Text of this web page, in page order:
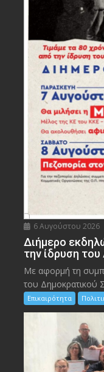
6 Αυγούστου 2026
Διήμερο
την ίδρυση
Με αφορμή τη
του Δημοκρατικού
Επικαιρότητα